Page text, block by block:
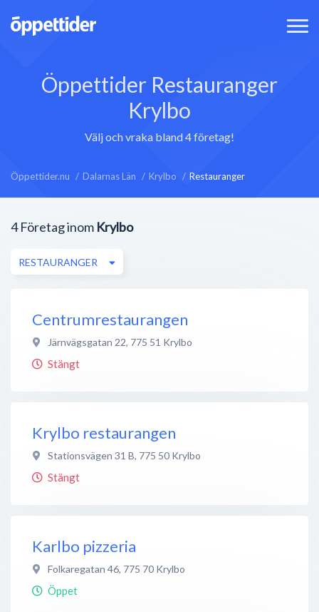
Öppettider Restauranger
Krylbo
Välj och vraka bland 4 företag!
Öppettider.nu Dalarnas Län Krylbo Restauranger
4 Företag inom Krylbo
RESTAURANGER
Centrumrestaurangen
Järnvägsgatan 22, 775 51 Krylbo
Stängt
Krylbo restaurangen
Stationsvägen 31 B, 775 50 Krylbo
Stängt
Karlbo pizzeria
Folkaregatan 46, 775 70 Krylbo
Öppet